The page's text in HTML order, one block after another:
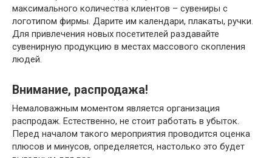
максимального количества клиентов – сувениры с
логотипом фирмы. Дарите им календари, плакаты, ручки.
Для привлечения новых посетителей раздавайте
сувенирную продукцию в местах массового скопления
людей.
Внимание, распродажа!
Немаловажным моментом является организация
распродаж. Естественно, не стоит работать в убыток.
Перед началом такого мероприятия проводится оценка
плюсов и минусов, определяется, настолько это будет